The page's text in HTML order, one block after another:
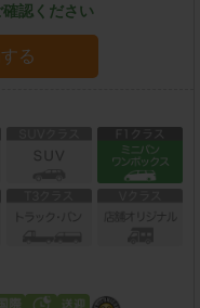
認ください
る